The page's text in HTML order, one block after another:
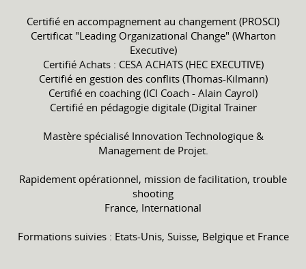
Certifié en accompagnement au changement (PROSCI)
Certificat "Leading Organizational Change" (Wharton
Executive)
Certifié Achats : CESA ACHATS (HEC EXECUTIVE)
Certifié en gestion des conflits (Thomas-Kilmann)
Certifié en coaching (ICI Coach - Alain Cayrol)
Certifié en pédagogie digitale (Digital Trainer
Mastère spécialisé Innovation Technologique &
Management de Projet.
Rapidement opérationnel, mission de facilitation, trouble
shooting
France, International
Formations suivies : Etats-Unis, Suisse, Belgique et France